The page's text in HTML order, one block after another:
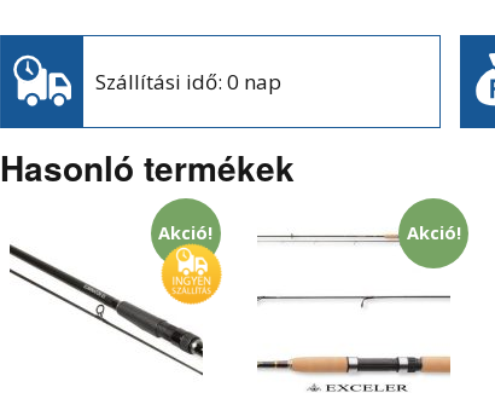
Szállítási idő: 0 nap
Hasonló termékek
Akció! Akció!